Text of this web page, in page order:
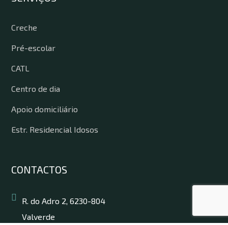
Creche
Pré-escolar
CATL
Centro de dia
Apoio domiciliário
Estr. Residencial Idosos
CONTACTOS
R. do Adro 2, 6230-804
Valverde